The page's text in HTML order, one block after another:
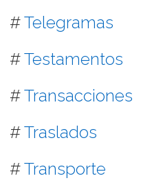
#Telegramas
#Testamentos
#Transacciones
#Traslados
#Transporte